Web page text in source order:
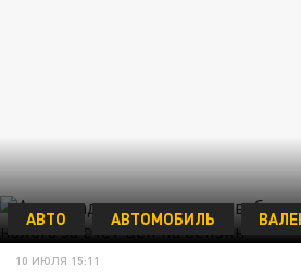
АВТО АВТОМОБИЛЬ
10 ИЮЛЯ 15:11